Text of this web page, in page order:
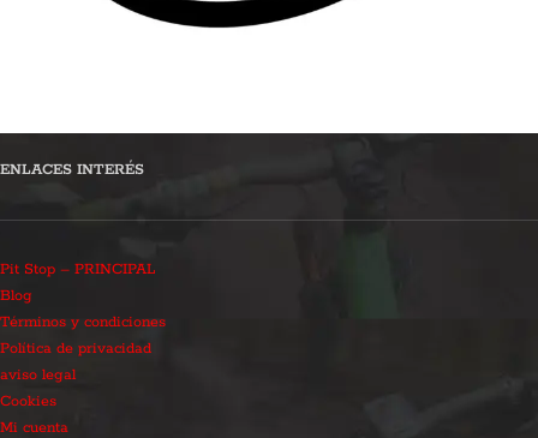
ENLACES INTERÉS
Pit Stop – PRINCIPAL
Blog
Términos y condiciones
Política de privacidad
aviso legal
Cookies
Mi cuenta